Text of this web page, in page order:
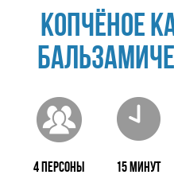
Копчёное
4 персоны 15 минут